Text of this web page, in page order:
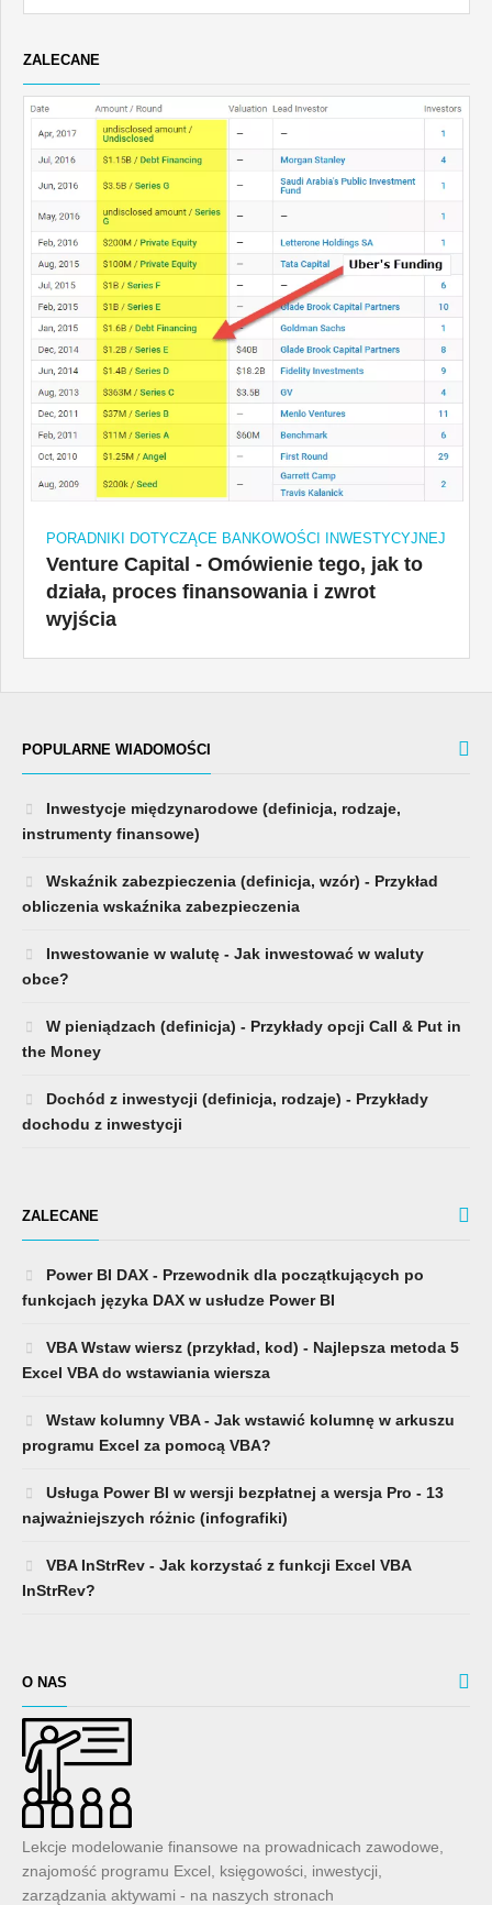
ZALECANE
PORADNIKI DOTYCZĄCE BANKOWOŚCI INWESTYCYJNEJ
Venture Capital - Omówienie tego, jak to
działa, proces finansowania i zwrot
wyjścia
POPULARNE WIADOMOŚCI
Inwestycje międzynarodowe (definicja, rodzaje,
instrumenty finansowe)
Wskaźnik zabezpieczenia (definicja, wzór) - Przykład
obliczenia wskaźnika zabezpieczenia
Inwestowanie w walutę - Jak inwestować w waluty
obce?
W pieniądzach (definicja) - Przykłady opcji Call & Put in
the Money
Dochód z inwestycji (definicja, rodzaje) - Przykłady
dochodu z inwestycji
ZALECANE
Power BI DAX - Przewodnik dla początkujących po
funkcjach języka DAX w usłudze Power BI
VBA Wstaw wiersz (przykład, kod) - Najlepsza metoda 5
Excel VBA do wstawiania wiersza
Wstaw kolumny VBA - Jak wstawić kolumnę w arkuszu
programu Excel za pomocą VBA?
Usługa Power BI w wersji bezpłatnej a wersja Pro - 13
najważniejszych różnic (infografiki)
VBA InStrRev - Jak korzystać z funkcji Excel VBA
InStrRev?
O NAS
Lekcje modelowanie finansowe na prowadnicach zawodowe,
znajomość programu Excel, księgowości, inwestycji,
zarządzania aktywami - na naszych stronach